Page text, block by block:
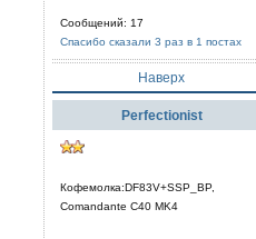
Сообщений: 17
Спасибо сказали 3 раз в 1 постах
Наверх
Perfectionist
Кофемолка:DF83V+SSP_BP,
Comandante C40 MK4